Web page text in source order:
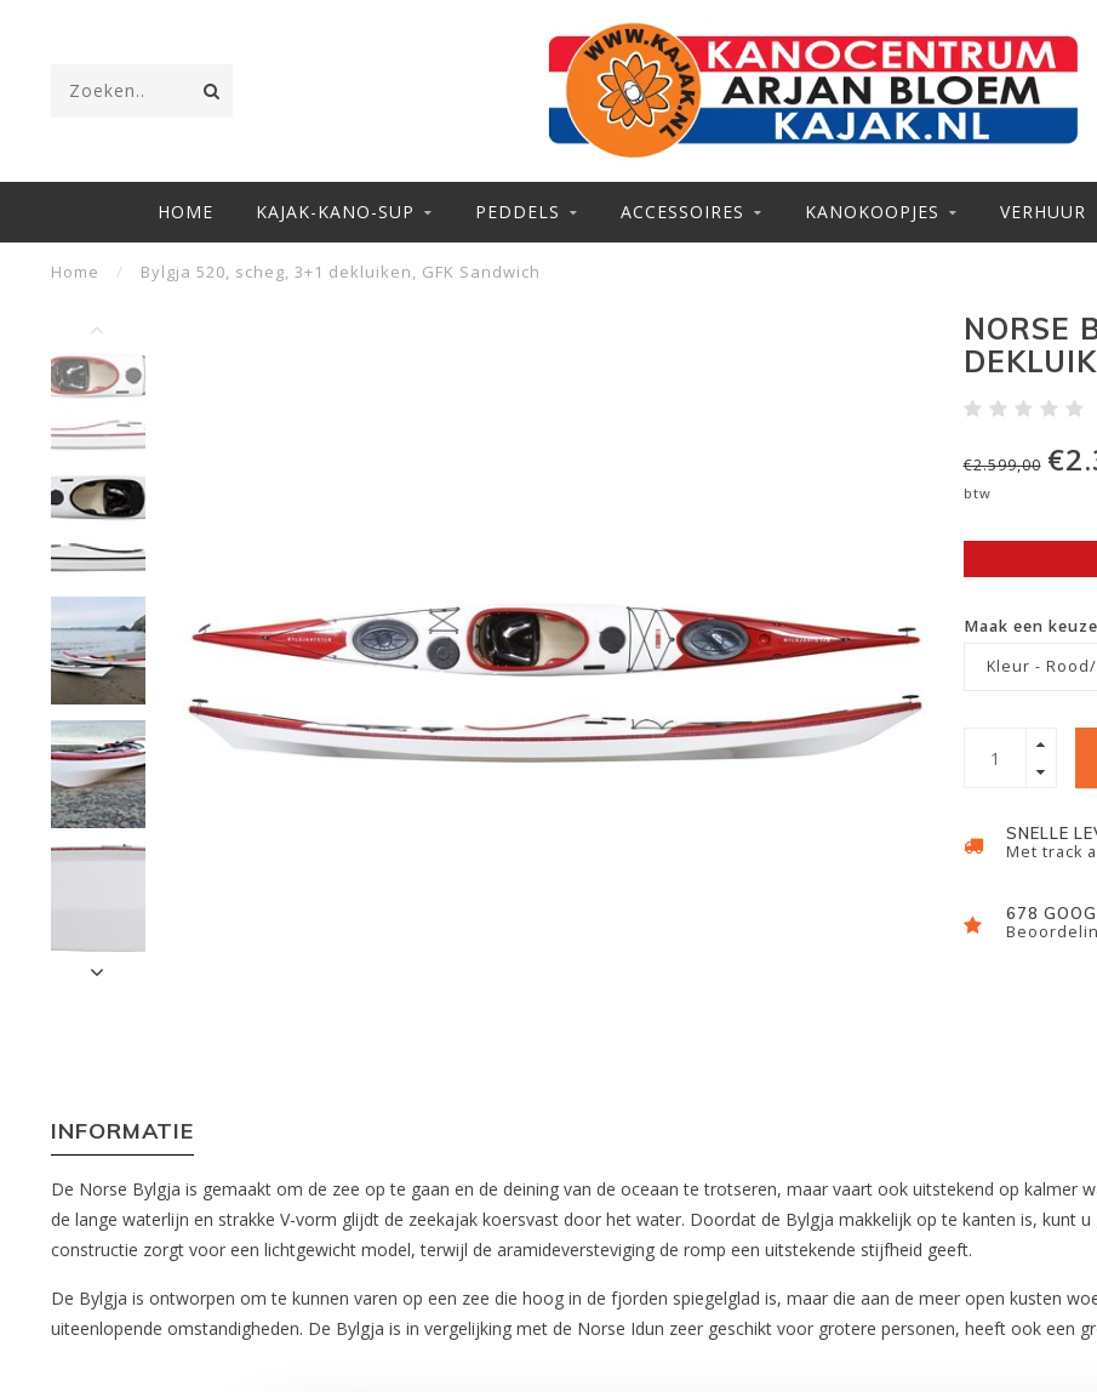
HOME KAJAK-KANO-SUP PEDDELS ACCESSOIRES KANOKOOPJES VERHUUR
Home / Bylgja 520, scheg, 3+1 dekluiken, GFK Sandwich
NORSE
€2.599,00
btw
Maak een
Kleur -
SNELLE
Met track
678
INFORMATIE
De Norse Bylgja is gemaakt om de zee op te gaan en de deining van de oceaan te trotseren, maar vaart ook uitstekend op kalmer
de lange waterlijn en strakke V-vorm glijdt de zeekajak koersvast door het water. Doordat de Bylgja makkelijk op te kanten is, kunt
constructie zorgt voor een lichtgewicht model, terwijl de aramideversteviging de romp een uitstekende stijfheid geeft.
De Bylgja is ontworpen om te kunnen varen op een zee die hoog in de fjorden spiegelglad is, maar die aan de meer open kusten
uiteenlopende omstandigheden. De Bylgja is in vergelijking met de Norse Idun zeer geschikt voor grotere personen, heeft ook een